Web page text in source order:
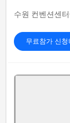
수원 컨벤션센
무료참가 신청